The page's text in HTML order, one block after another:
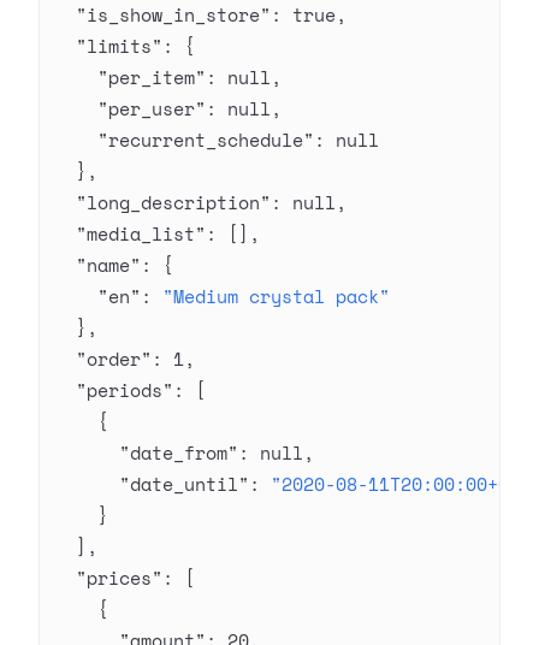
  "is_show_in_store"
: true,
  "limits"
: {
    "per_item"
: null,
    "per_user"
: null,
    "recurrent_schedule"
: null
  },
  "long_description"
: null,
  "media_list"
: [],
  "name"
: {
    "en"
: "Medium crystal pack"
  },
  "order"
: 1,
  "periods"
: [
    {
      "date_from"
: null,
      "date_until"
: "2020-08-
    }
  ],
  "prices"
: [
    {